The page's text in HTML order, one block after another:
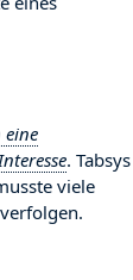
eine
. Tabsys
viele